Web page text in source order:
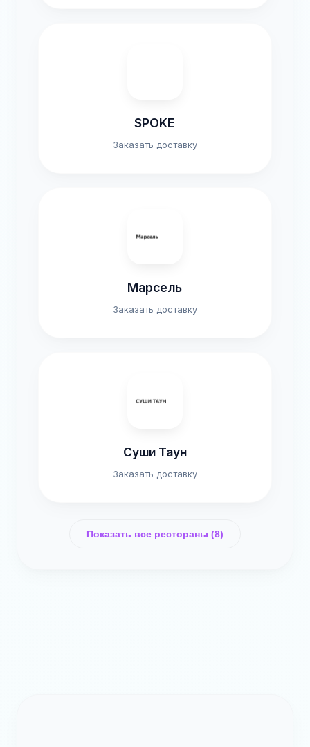
SPOKE
Заказать доставку
Марсель
Заказать доставку
Суши Таун
Заказать доставку
Показать все рестораны (8)